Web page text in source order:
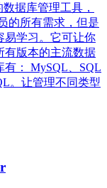
据库管理工具，
的所有需求，但是
易学习。它可让你
有版本的主流数据
有： MySQL、SQL
。让管理不同类型